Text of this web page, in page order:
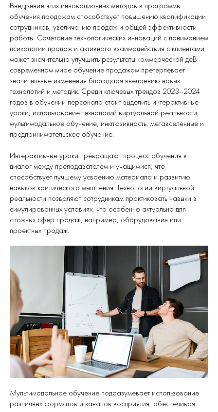
Внедрение этих инновационных методов в программы
обучения продажам способствует повышению квалификации
сотрудников, увеличению продаж и общей эффективности
работы. Сочетание технологических инноваций с пониманием
психологии продаж и активного взаимодействия с клиентами
может значительно улучшить результаты коммерческой деВ
современном мире обучение продажам претерпевает
значительные изменения благодаря внедрению новых
технологий и методик. Среди ключевых трендов 2023–2024
годов в обучении персонала стоит выделить интерактивные
уроки, использование технологий виртуальной реальности,
мультимодальное обучение, инклюзивность, метавселенные и
предпринимательское обучение.
Интерактивные уроки превращают процесс обучения в
диалог между преподавателем и учащимися, что
способствует лучшему усвоению материала и развитию
навыков критического мышления. Технологии виртуальной
реальности позволяют сотрудникам практиковать навыки в
симулированных условиях, что особенно актуально для
сложных сфер продаж, например, оборудования или
проектных продаж.
Мультимодальное обучение подразумевает использование
различных форматов и каналов восприятия, обеспечивая